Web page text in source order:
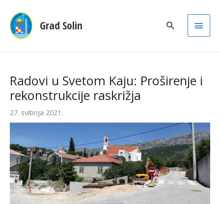
Grad Solin
Main
Radovi u Svetom Kaju: Proširenje i
rekonstrukcije raskrižja
27. svibnja 2021.